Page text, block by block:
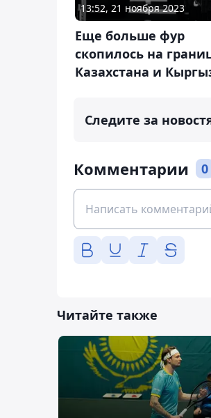
13:52, 21 ноября 2023
Еще больше фур
скопилось на
Казахстана и
Следите за
Комментарии 0
Читайте также